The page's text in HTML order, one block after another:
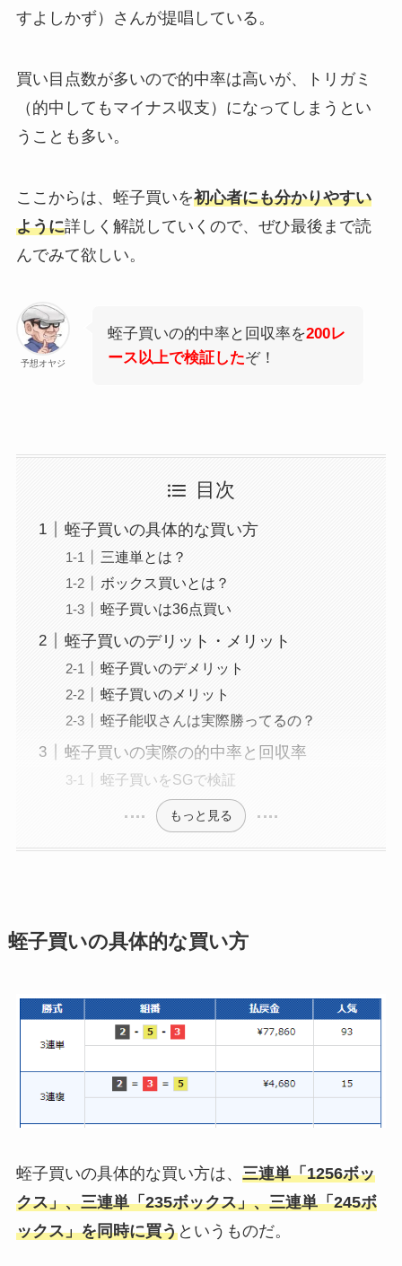
すよしかず）さんが提唱している。
買い目点数が多いので的中率は高いが、トリガミ
（的中してもマイナス収支）になってしまうとい
うことも多い。
ここからは、蛭子買いを初心者にも分かりやすい
ように詳しく解説していくので、ぜひ最後まで読
んでみて欲しい。
予想オヤジ
蛭子買いの的中率と回収率を200レ
ース以上で検証したぞ！
目次
蛭子買いの具体的な買い方
三連単とは？
ボックス買いとは？
蛭子買いは36点買い
蛭子買いのデリット・メリット
蛭子買いのデメリット
蛭子買いのメリット
蛭子能収さんは実際勝ってるの？
蛭子買いの実際の的中率と回収率
蛭子買いをSGで検証
もっと見る
蛭子買いの具体的な買い方
蛭子買いの具体的な買い方は、 三連単「1256ボッ
クス」、三連単「235ボックス」、三連単「245ボ
ックス」を同時に買うというものだ。